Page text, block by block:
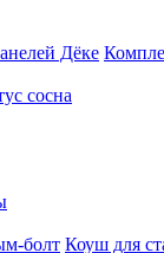
Дёке
сосна
болт Коуш для